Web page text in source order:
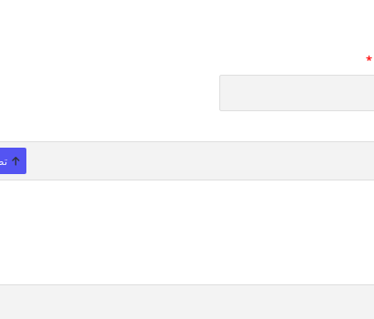
*